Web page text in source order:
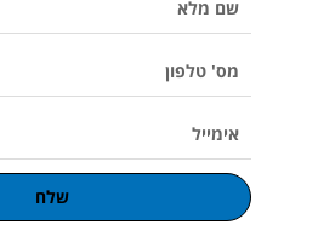
m
שלח